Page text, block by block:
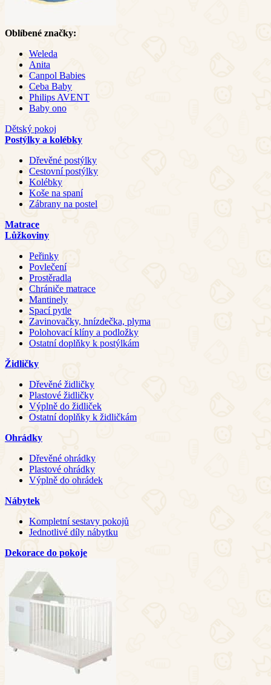
Oblíbené značky:
Weleda
Anita
Canpol Babies
Ceba Baby
Philips AVENT
Baby ono
Dětský pokoj
Postýlky a kolébky
Dřevěné postýlky
Cestovní postýlky
Kolébky
Koše na spaní
Zábrany na postel
Matrace
Lůžkoviny
Peřinky
Povlečení
Prostěradla
Chrániče matrace
Mantinely
Spací pytle
Zavinovačky, hnízdečka, plyma
Polohovací klíny a podložky
Ostatní doplňky k postýlkám
Židličky
Dřevěné židličky
Plastové židličky
Výplně do židliček
Ostatní doplňky k židličkám
Ohrádky
Dřevěné ohrádky
Plastové ohrádky
Výplně do ohrádek
Nábytek
Kompletní sestavy pokojů
Jednotlivé díly nábytku
Dekorace do pokoje